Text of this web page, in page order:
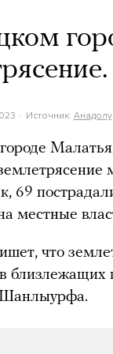
Источник: Анадолу
69
местные
что
близлежащих